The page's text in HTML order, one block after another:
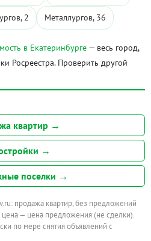
2 Металлургов, 36
в Екатеринбурге — весь город,
Росреестра. Проверить другой
квартир →
→
поселки →
продажа квартир, без предложений
— цена предложения (не сделки).
по мере снятия объявлений с